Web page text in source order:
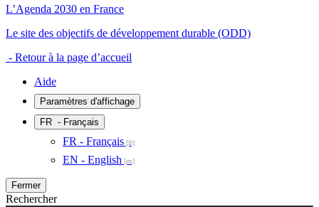
L’Agenda 2030 en France
Le site des objectifs de développement durable (ODD)
- Retour à la page d’accueil
Aide
Paramètres d'affichage
FR - Français
FR - Français
EN - English
Fermer
Rechercher